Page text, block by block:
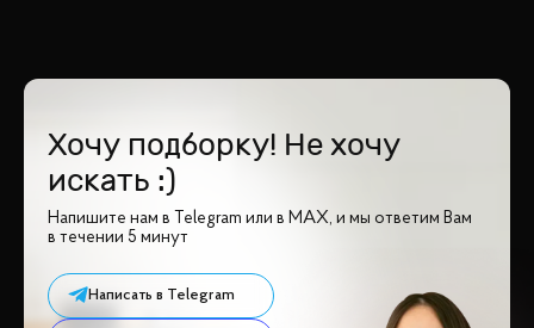
Хочу подборку! Не хочу
искать :)
Напишите нам в Telegram или в MAX, и мы ответим Вам
в течении 5 минут
Написать в Telegram